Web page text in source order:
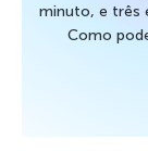
minuto, e três
Como